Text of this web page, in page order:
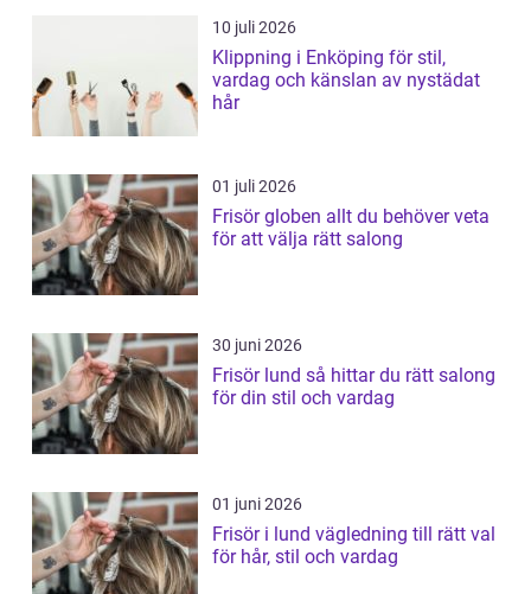
10 juli 2026
Klippning i Enköping för stil,
vardag och känslan av nystädat
hår
01 juli 2026
Frisör globen allt du behöver veta
för att välja rätt salong
30 juni 2026
Frisör lund så hittar du rätt salong
för din stil och vardag
01 juni 2026
Frisör i lund vägledning till rätt val
för hår, stil och vardag